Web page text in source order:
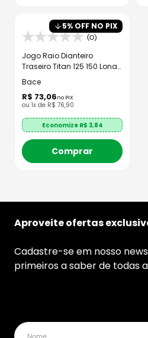
5% OFF NO PIX
(0)
Jogo Raio Dianteiro
Traseiro Titan 125 150 Lona
Inox 3,5mm
Bace
R$ 73,06no PIX
ou 1x de R$ 76,90
Economize R$ 3,84
Comprar
Aproveite ofertas
Cadastre-se em nosso
primeiros a saber de todas